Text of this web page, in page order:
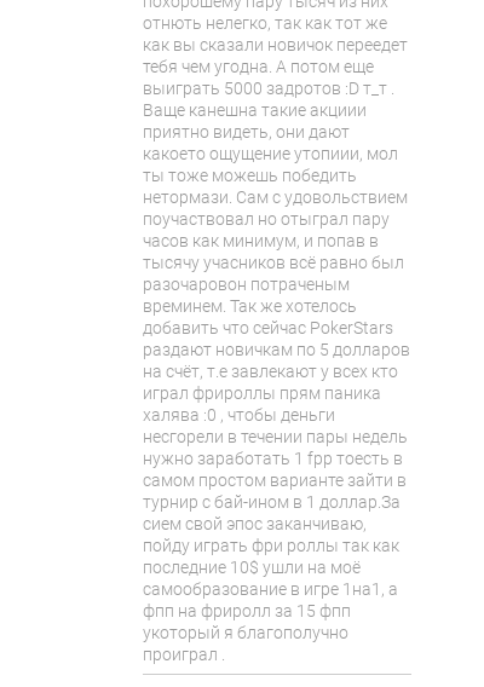
отнють нелегко, так как тот же
как вы сказали новичок переедет
тебя чем угодна. А потом еще
выиграть 5000 задротов :D т_т .
Ваще канешна такие акциии
приятно видеть, они дают
какоето ощущение утопиии, мол
ты тоже можешь победить
нетормази. Сам с удовольствием
поучаствовал но отыграл пару
часов как минимум, и попав в
тысячу учасников всё равно был
разочаровон потраченым
времинем. Так же хотелось
добавить что сейчас PokerStars
раздают новичкам по 5 долларов
на счёт, т.е завлекают у всех кто
играл фрироллы прям паника
халява :0 , чтобы деньги
несгорели в течении пары недель
нужно заработать 1 fpp тоесть в
самом простом варианте зайти в
турнир с бай-ином в 1 доллар.За
сием свой эпос заканчиваю,
пойду играть фри роллы так как
последние 10$ ушли на моё
самообразование в игре 1на1, а
фпп на фриролл за 15 фпп
укоторый я благополучно
проиграл .